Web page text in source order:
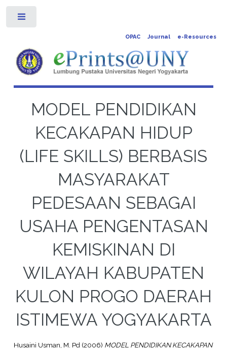
OPAC Journal e-Resources
MODEL PENDIDIKAN
KECAKAPAN HIDUP
(LIFE SKILLS) BERBASIS
MASYARAKAT
PEDESAAN SEBAGAI
USAHA PENGENTASAN
KEMISKINAN DI
WILAYAH KABUPATEN
KULON PROGO DAERAH
ISTIMEWA YOGYAKARTA
Husaini Usman, M. Pd(2006) MODEL PENDIDIKAN KECAKAPAN